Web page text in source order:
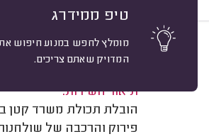
טיפ ממידרג
מומלץ לחפש במנוע חיפוש
המדויק שאתם צריכים.
עמיאל ה. ירושלים.
משוב: 01/02/2023
תיאור השירות:
הובלת תכולת משרד קטן
פירוק והרכבה של
10